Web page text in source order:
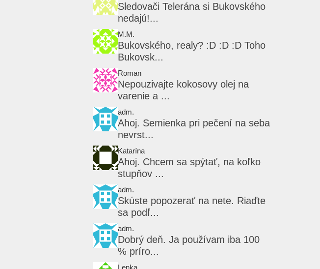
Sledovači Telerána si Bukovského
nedajú!...
M.M.
Bukovského, realy? :D :D :D Toho
Bukovsk...
Roman
Nepouzivajte kokosovy olej na
varenie a ...
adm.
Ahoj. Semienka pri pečení na seba
nevrst...
Katarína
Ahoj. Chcem sa spýtať, na koľko
stupňov ...
adm.
Skúste popozerať na nete. Riaďte
sa podľ...
adm.
Dobrý deň. Ja používam iba 100
% príro...
Lenka